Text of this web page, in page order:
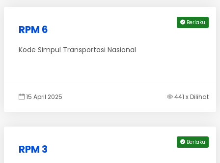
Berlaku
RPM 6
Kode Simpul Transportasi Nasional
15 April 2025 441 x Dilihat
Berlaku
RPM 3